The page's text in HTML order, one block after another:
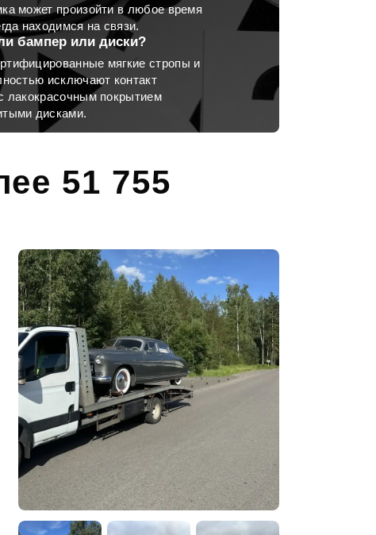
может произойти в любое время
находимся на связи.
бампер или диски?
мягкие стропы и
исключают контакт
лакокрасочным покрытием
дисками.
51 755